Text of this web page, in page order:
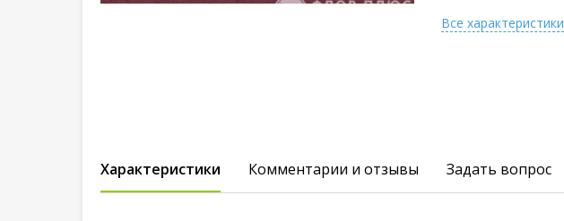
Все характеристики
Характеристики Комментарии и отзывы Задать вопрос